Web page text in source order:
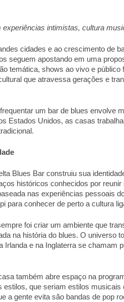
intimistas, cultura
cidades e ao crescimento de
seguem apostando em uma
temática, shows ao vivo e público
que atravessa gerações e
um bar de blues envolve
Estados Unidos, as casas
Blues Bar construiu sua
históricos conhecidos por
nas experiências pessoais
para conhecer de perto a cultura
foi criar um ambiente que
na história do blues. O universo
Irlanda e na Inglaterra se chamam
também abre espaço na
estilos, que seriam estilos
a gente evita são bandas de pop